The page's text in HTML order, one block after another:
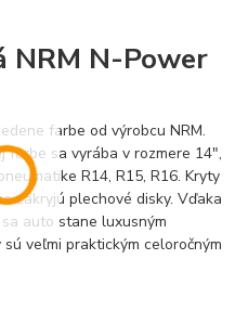
NRM N-Power
farbe od výrobcu NRM.
farbe sa vyrába v rozmere 14",
R14, R15, R16. Kryty
zakryjú plechové disky. Vďaka
auto stane luxusným
veľmi praktickým celoročným